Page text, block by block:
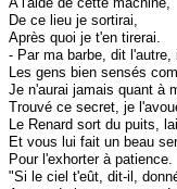
De ce lieu je sortirai,
Après quoi je t'en tirerai.
- Par ma barbe, dit
Les gens bien sensés
Je n'aurai jamais quant à
Trouvé ce secret, je
Le Renard sort du puits,
Et vous lui fait un beau
Pour l'exhorter à patience.
"Si le ciel t'eût, dit-il,